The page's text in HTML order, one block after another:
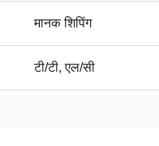
मानक शिपिंग
टी/टी, एल/सी